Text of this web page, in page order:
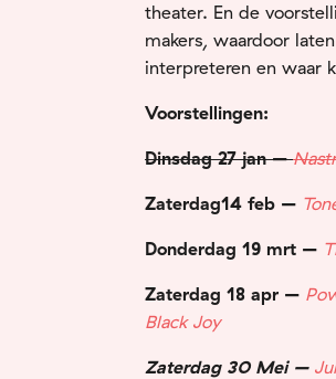
theater. En de
makers, waardoor
interpreteren en waar
Voorstellingen:
Dinsdag 27 jan –
Zaterdag14 feb –
Donderdag 19 mrt – T
Zaterdag 18 apr –
Black Joy
Zaterdag 30 Mei –